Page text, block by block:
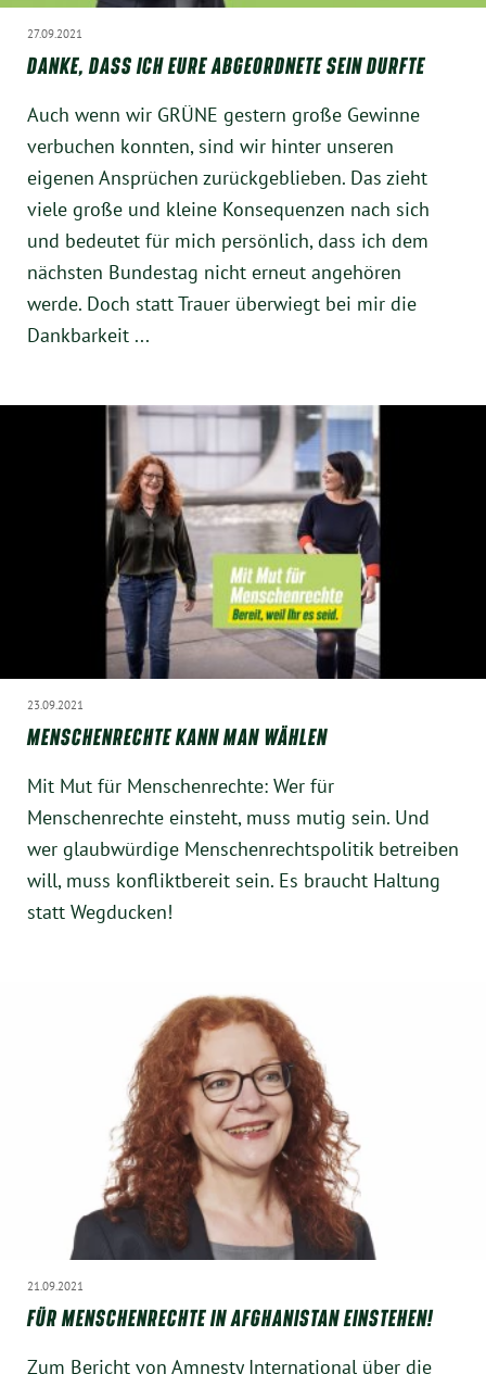
27.09.2021
DANKE, DASS ICH EURE ABGEORDNETE SEIN DURFTE
Auch wenn wir GRÜNE gestern große Gewinne
verbuchen konnten, sind wir hinter unseren
eigenen Ansprüchen zurückgeblieben. Das zieht
viele große und kleine Konsequenzen nach sich
und bedeutet für mich persönlich, dass ich dem
nächsten Bundestag nicht erneut angehören
werde. Doch statt Trauer überwiegt bei mir die
Dankbarkeit ...
23.09.2021
MENSCHENRECHTE KANN MAN WÄHLEN
Mit Mut für Menschenrechte: Wer für
Menschenrechte einsteht, muss mutig sein. Und
wer glaubwürdige Menschenrechtspolitik betreiben
will, muss konfliktbereit sein. Es braucht Haltung
statt Wegducken!
21.09.2021
FÜR MENSCHENRECHTE IN AFGHANISTAN EINSTEHEN!
Zum Bericht von Amnesty International über die